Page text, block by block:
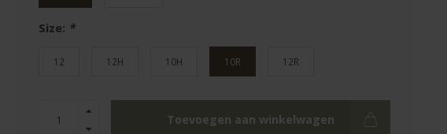
Size: *
12 12H 10H 10R 12R
Toevoegen aan winkelwagen